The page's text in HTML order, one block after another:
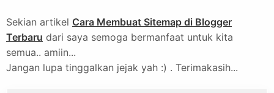
Sekian artikel Cara Membuat Sitemap di Blogger
Terbaru dari saya semoga bermanfaat untuk kita
semua.. amiin...
Jangan lupa tinggalkan jejak yah :) . Terimakasih...